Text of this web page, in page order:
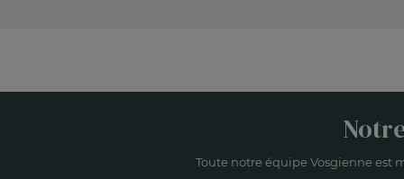
Toute notre équipe Vosgienne est